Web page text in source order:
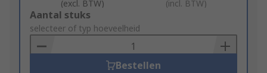
(excl. BTW) (incl. BTW)
Add
to
Basket
Aantal stuks
selecteer of typ hoeveelheid
Bestellen